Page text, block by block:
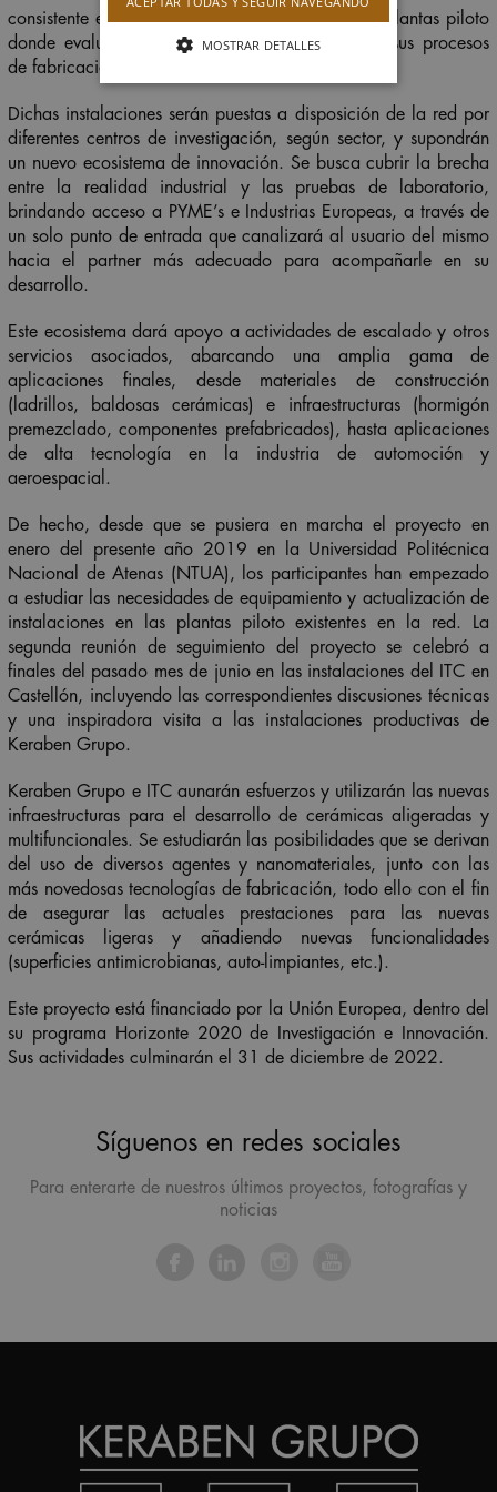
consistente en una red europea de ‘test beds’ o plantas piloto
donde evaluar nuevos materiales innovadores y sus procesos
de fabricación.
Dichas instalaciones serán puestas a disposición de la red por
diferentes centros de investigación, según sector, y supondrán
un nuevo ecosistema de innovación. Se busca cubrir la brecha
entre la realidad industrial y las pruebas de laboratorio,
brindando acceso a PYME’s e Industrias Europeas, a través de
un solo punto de entrada que canalizará al usuario del mismo
hacia el partner más adecuado para acompañarle en su
desarrollo.
Este ecosistema dará apoyo a actividades de escalado y otros
servicios asociados, abarcando una amplia gama de
aplicaciones finales, desde materiales de construcción
(ladrillos, baldosas cerámicas) e infraestructuras (hormigón
premezclado, componentes prefabricados), hasta aplicaciones
de alta tecnología en la industria de automoción y
aeroespacial.
De hecho, desde que se pusiera en marcha el proyecto en
enero del presente año 2019 en la Universidad Politécnica
Nacional de Atenas (NTUA), los participantes han empezado
a estudiar las necesidades de equipamiento y actualización de
instalaciones en las plantas piloto existentes en la red. La
segunda reunión de seguimiento del proyecto se celebró a
finales del pasado mes de junio en las instalaciones del ITC en
Castellón, incluyendo las correspondientes discusiones técnicas
y una inspiradora visita a las instalaciones productivas de
Keraben Grupo.
Keraben Grupo e ITC aunarán esfuerzos y utilizarán las nuevas
infraestructuras para el desarrollo de cerámicas aligeradas y
multifuncionales. Se estudiarán las posibilidades que se derivan
del uso de diversos agentes y nanomateriales, junto con las
más novedosas tecnologías de fabricación, todo ello con el fin
de asegurar las actuales prestaciones para las nuevas
cerámicas ligeras y añadiendo nuevas funcionalidades
(superficies antimicrobianas, auto-limpiantes, etc.).
Este proyecto está financiado por la Unión Europea, dentro del
su programa Horizonte 2020 de Investigación e Innovación.
Sus actividades culminarán el 31 de diciembre de 2022.
Síguenos en redes sociales
Para enterarte de nuestros últimos proyectos, fotografías y
noticias
MOSTRAR DETALLES